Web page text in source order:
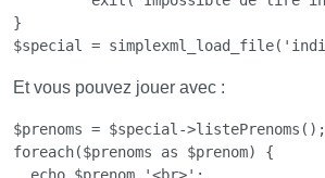
}
Et vous pouvez jouer avec :
$prenoms = $special->listePrenoms();
foreach($prenoms as $prenom) {